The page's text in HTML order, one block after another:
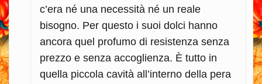
c’era né una necessità né un reale
bisogno. Per questo i suoi dolci hanno
ancora quel profumo di resistenza senza
prezzo e senza accoglienza. È tutto in
quella piccola cavità all’interno della pera